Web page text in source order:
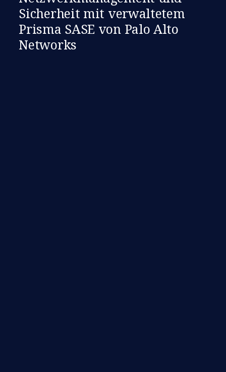
Sicherheit mit verwaltetem
Prisma SASE von Palo Alto
Networks